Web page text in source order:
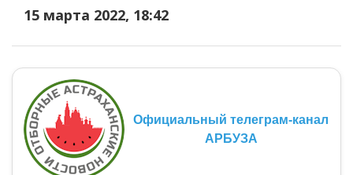
15 марта 2022, 18:42
Официальный телеграм-канал
АРБУЗА